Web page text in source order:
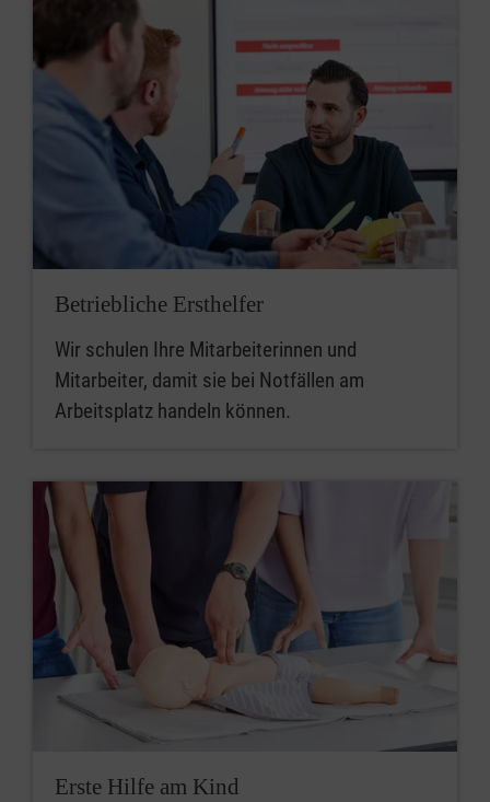
Betriebliche Ersthelfer
Wir schulen Ihre Mitarbeiterinnen und
Mitarbeiter, damit sie bei Notfällen am
Arbeitsplatz handeln können.
Erste Hilfe am Kind